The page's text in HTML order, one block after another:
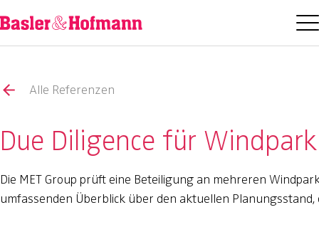
Alle Referenzen
Due Diligence für
Die MET Group prüft eine Beteiligung an mehreren
umfassenden Überblick über den aktuellen